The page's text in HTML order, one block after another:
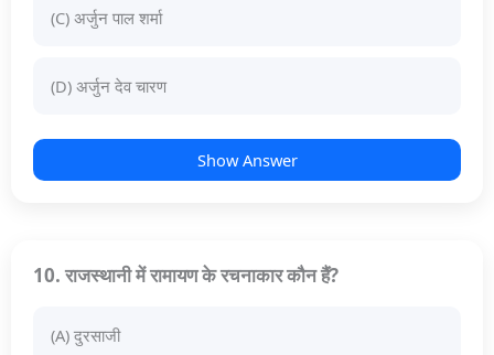
(C) अर्जुन पाल शर्मा
(D) अर्जुन देव चारण
Show Answer
10. राजस्थानी में रामायण के रचनाकार कौन हैं?
(A) दुरसाजी